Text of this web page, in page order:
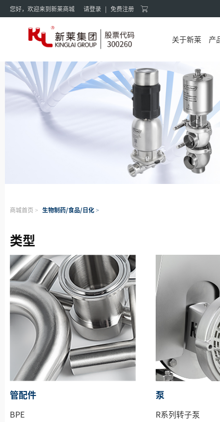
您好，欢迎来到新莱商城 请登录 | 免费注册
关于新莱 产
商城首页 > 生物制药/食品/日化 >
类型
管配件
BPE
泵
R系列转子泵